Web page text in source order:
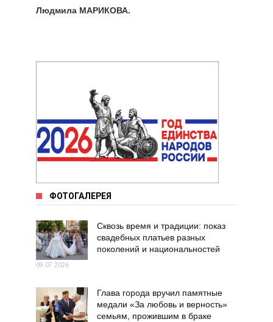
Людмила МАРИКОВА.
ФОТОГАЛЕРЕЯ
Сквозь время и традиции: показ
свадебных платьев разных
поколений и национальностей
09.07.2026
Глава города вручил памятные
медали «За любовь и верность»
семьям, прожившим в браке